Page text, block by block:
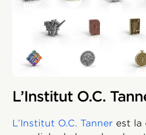
L’Institut O.C.
L’Institut O.C. Tanner est la